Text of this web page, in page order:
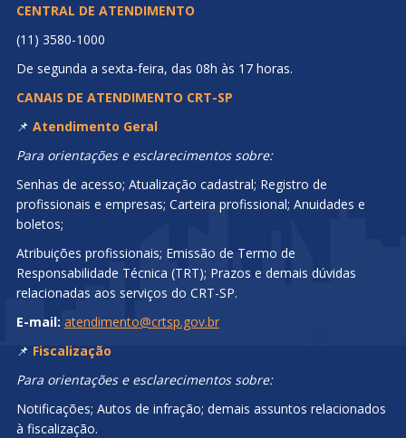
CENTRAL DE ATENDIMENTO
(11) 3580-1000
De segunda a sexta-feira, das 08h às 17 horas.
CANAIS DE ATENDIMENTO CRT-SP
📌 Atendimento Geral
Para orientações e esclarecimentos sobre:
Senhas de acesso; Atualização cadastral; Registro de
profissionais e empresas; Carteira profissional; Anuidades e
boletos;
Atribuições profissionais; Emissão de Termo de
Responsabilidade Técnica (TRT); Prazos e demais dúvidas
relacionadas aos serviços do CRT-SP.
E-mail: atendimento@crtsp.gov.br
📌 Fiscalização
Para orientações e esclarecimentos sobre:
Notificações; Autos de infração; demais assuntos relacionados
à fiscalização.